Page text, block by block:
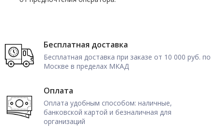
Бесплатная доставка
Бесплатная доставка при заказе от 10 000 руб. по
Москве в пределах МКАД
Оплата
Оплата удобным способом: наличные,
банковской картой и безналичная для
организаций